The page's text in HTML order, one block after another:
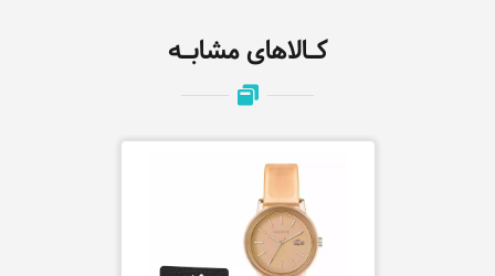
کـالاهای مشابـه